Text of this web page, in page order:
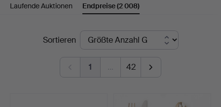
Auktionsverk
Göteborg
Laufende Auktionen Endpreise(2 008)
EndpreiseSortieren
1 … 42